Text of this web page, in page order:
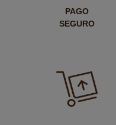
PAGO
SEGURO